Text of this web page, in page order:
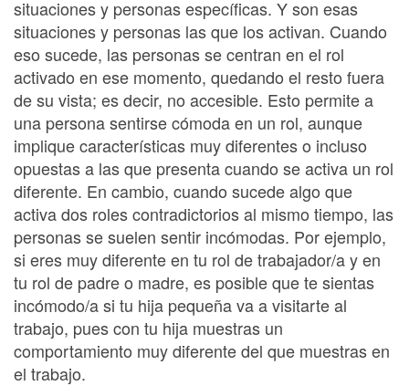
situaciones y personas específicas. Y son esas
situaciones y personas las que los activan. Cuando
eso sucede, las personas se centran en el rol
activado en ese momento, quedando el resto fuera
de su vista; es decir, no accesible. Esto permite a
una persona sentirse cómoda en un rol, aunque
implique características muy diferentes o incluso
opuestas a las que presenta cuando se activa un rol
diferente. En cambio, cuando sucede algo que
activa dos roles contradictorios al mismo tiempo, las
personas se suelen sentir incómodas. Por ejemplo,
si eres muy diferente en tu rol de trabajador/a y en
tu rol de padre o madre, es posible que te sientas
incómodo/a si tu hija pequeña va a visitarte al
trabajo, pues con tu hija muestras un
comportamiento muy diferente del que muestras en
el trabajo.